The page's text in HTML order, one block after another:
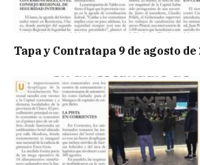
Tapa y Contratapa 9 de agosto de